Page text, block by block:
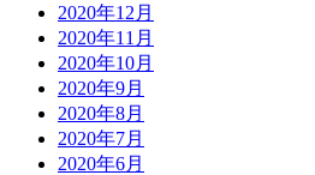
2020年12月
2020年11月
2020年10月
2020年9月
2020年8月
2020年7月
2020年6月